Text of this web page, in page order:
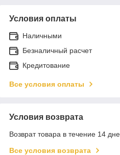
Условия оплаты
Наличными
Безналичный расчет
Кредитование
Все условия оплаты
Условия возврата
Возврат товара в течение 14
Все условия возврата